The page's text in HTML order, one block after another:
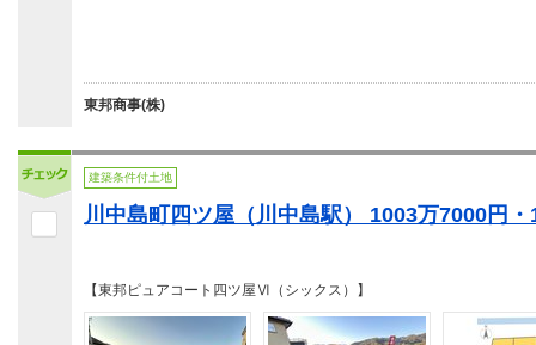
東邦商事(株)
建築条件付土地
川中島町四ツ屋（川中島駅） 1003万7000円
【東邦ピュアコート四ツ屋Ⅵ（シックス）】